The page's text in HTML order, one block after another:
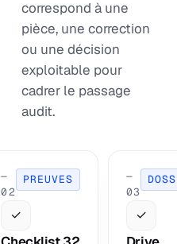
correspond à une
pièce, une correction
ou une décision
exploitable pour
cadrer le passage
audit.
—
02
PREUVES
✓
—
03
✓